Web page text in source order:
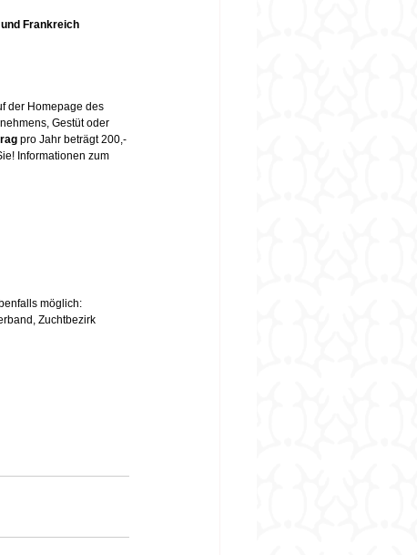
Frankreich
der Homepage des
Gestüt oder
pro Jahr beträgt 200,-
Informationen zum
möglich:
Zuchtbezirk